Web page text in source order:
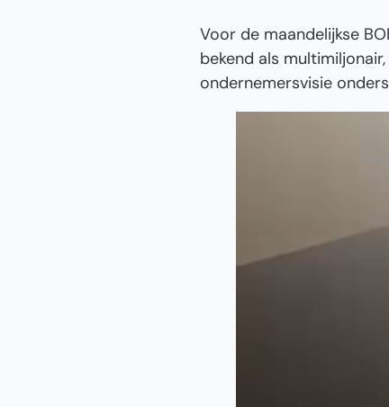
Voor de maandelijkse
bekend als
ondernemersvisie